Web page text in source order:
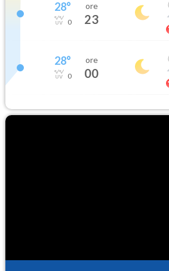
28°
0
ore
23
28°
0
ore
00